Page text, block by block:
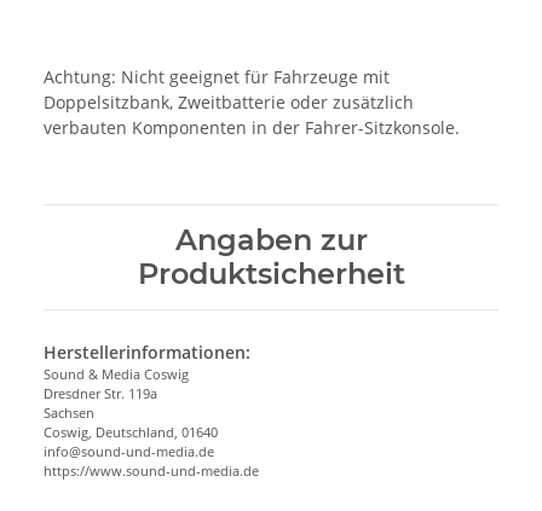
Achtung: Nicht geeignet für Fahrzeuge mit
Doppelsitzbank, Zweitbatterie oder zusätzlich
verbauten Komponenten in der Fahrer-Sitzkonsole.
Angaben zur
Produktsicherheit
Herstellerinformationen:
Sound & Media Coswig
Dresdner Str. 119a
Sachsen
Coswig, Deutschland, 01640
info@sound-und-media.de
https://www.sound-und-media.de